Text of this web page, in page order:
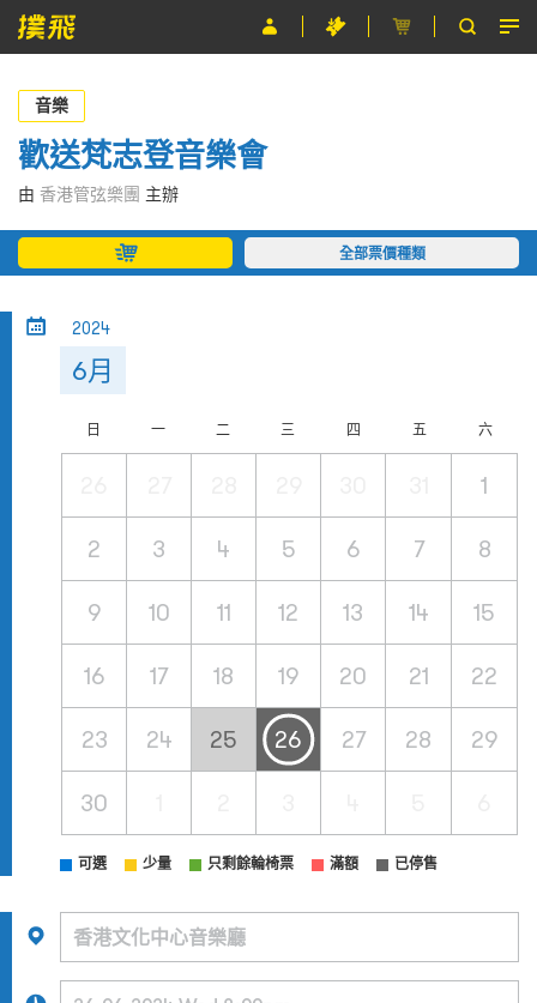
節目
主辦單位
關於撲飛
條款及細則
音樂
歡送梵志登音樂會
由 香港管弦樂團 主辦
全部票價種類
2024
6月
日 一 二 三 四 五 六
1
2 3 4 5 6 7 8
9 10 11 12 13 14 15
16 17 18 19 20 21 22
23 24 25 26 27 28 29
30
可選 少量 只剩餘輪椅票 滿額 已停售